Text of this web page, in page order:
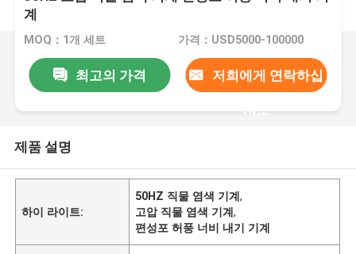
계
MOQ：1개 세트 가격：USD5000-100000
최고의 가격 저희에게 연락하십
시오
제품 설명
하이 라이트:
50HZ 직물 염색 기계,
고압 직물 염색 기계,
편성포 허풍 너비 내기 기계